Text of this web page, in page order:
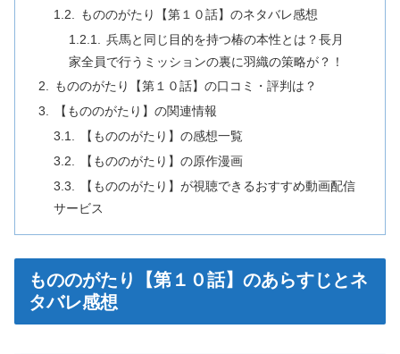
もののがたり【第１０話】のネタバレ感想
兵馬と同じ目的を持つ椿の本性とは？長月
家全員で行うミッションの裏に羽織の策略が？！
もののがたり【第１０話】の口コミ・評判は？
【もののがたり】の関連情報
【もののがたり】の感想一覧
【もののがたり】の原作漫画
【もののがたり】が視聴できるおすすめ動画配信
サービス
もののがたり【第１０話】のあらすじとネ
タバレ感想